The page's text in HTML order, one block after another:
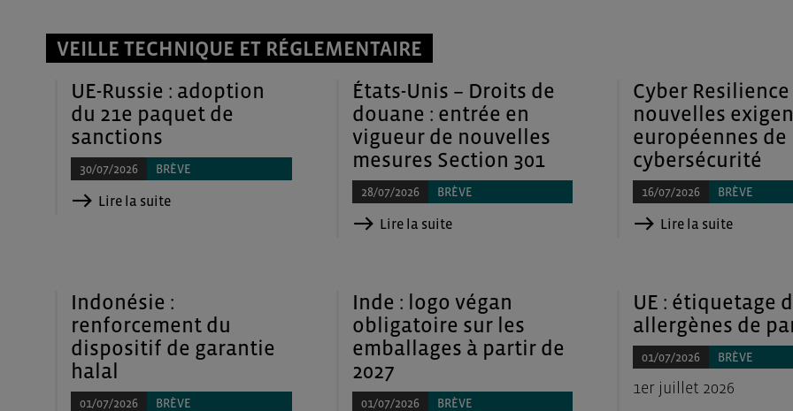
VEILLE TECHNIQUE ET RÉGLEMENTAIRE
UE-Russie : adoption
du 21e paquet de
sanctions
30/07/2026 BRÈVE
Lire la suite
États-Unis – Droits de
douane : entrée en
vigueur de nouvelles
mesures Section 301
28/07/2026 BRÈVE
Lire la suite
Cyber Resilience
nouvelles
européennes de
cybersécurité
16/07/2026 BRÈVE
Lire la suite
Indonésie :
renforcement du
dispositif de garantie
halal
01/07/2026 BRÈVE
Inde : logo végan
obligatoire sur les
emballages à partir de
2027
01/07/2026 BRÈVE
UE : étiquetage
allergènes de
01/07/2026 BRÈVE
1er juillet 2026